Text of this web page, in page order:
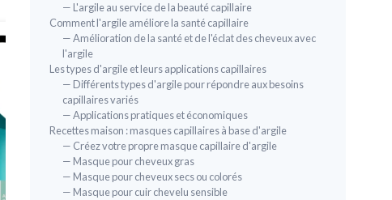
FATIMAS GARDEN
Argile de Rhassoul Fatima's Garden
— L'argile au service de la beauté capillaire
Comment l'argile améliore la santé capillaire
— Amélioration de la santé et de l'éclat des cheveux avec
l'argile
Les types d'argile et leurs applications capillaires
— Différents types d'argile pour répondre aux besoins
capillaires variés
— Applications pratiques et économiques
Recettes maison : masques capillaires à base d'argile
— Créez votre propre masque capillaire d'argile
— Masque pour cheveux gras
— Masque pour cheveux secs ou colorés
— Masque pour cuir chevelu sensible